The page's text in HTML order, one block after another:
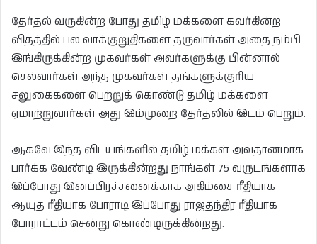
தேர்தல் வருகின்ற போது தமிழ் மக்களை கவர்கின்ற
விதத்தில் பல வாக்குறுதிகளை தருவார்கள் அதை நம்பி
இங்கிருக்கின்ற முகவர்கள் அவர்களுக்கு பின்னால்
செல்வார்கள் அந்த முகவர்கள் தங்களுக்குரிய
சலுகைகளை பெற்றுக் கொண்டு தமிழ் மக்களை
ஏமாற்றுவார்கள் அது இம்முறை தேர்தலில் இடம் பெறும்.
ஆகவே இந்த விடயங்களில் தமிழ் மக்கள் அவதானமாக
பார்க்க வேண்டி இருக்கின்றது நாங்கள் 75 வருடங்களாக
இப்போது இனப்பிரச்சனைக்காக அகிம்சை ரீதியாக
ஆயுத ரீதியாக போராடி இப்போது ராஜதந்திர ரீதியாக
போராட்டம் சென்று கொண்டிருக்கின்றது.